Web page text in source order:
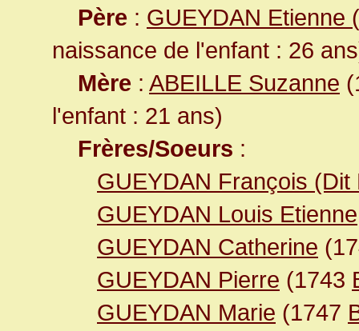
Père : GUEYDAN Etienne
naissance de l'enfant : 26
Mère : ABEILLE Suzanne
l'enfant : 21 ans)
Frères/Soeurs :
GUEYDAN François (Dit
GUEYDAN Louis Etienne
GUEYDAN Catherine
GUEYDAN Pierre (1743
GUEYDAN Marie (1747